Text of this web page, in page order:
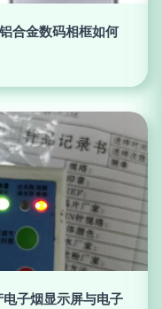
合金数码相框如何
子烟显示屏与电子